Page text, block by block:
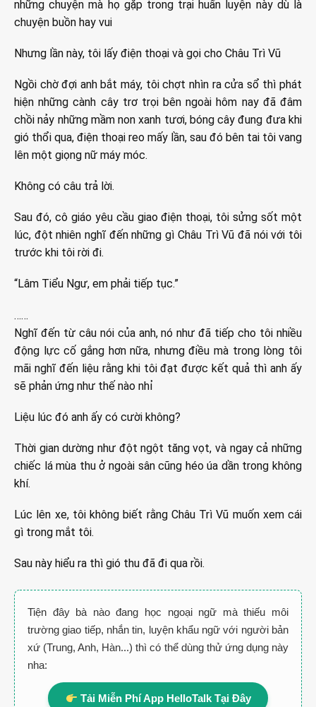
những chuyện mà họ gặp trong trại huấn luyện này dù là
chuyện buồn hay vui
Nhưng lần này, tôi lấy điện thoại và gọi cho Châu Trì Vũ
Ngồi chờ đợi anh bắt máy, tôi chợt nhìn ra cửa sổ thì phát
hiện những cành cây trơ trọi bên ngoài hôm nay đã đâm
chồi nảy những mầm non xanh tươi, bóng cây đung đưa khi
gió thổi qua, điện thoại reo mấy lần, sau đó bên tai tôi vang
lên một giọng nữ máy móc.
Không có câu trả lời.
Sau đó, cô giáo yêu cầu giao điện thoại, tôi sửng sốt một
lúc, đột nhiên nghĩ đến những gì Châu Trì Vũ đã nói với tôi
trước khi tôi rời đi.
“Lâm Tiểu Ngư, em phải tiếp tục.”
……
Nghĩ đến từ câu nói của anh, nó như đã tiếp cho tôi nhiều
động lực cố gắng hơn nữa, nhưng điều mà trong lòng tôi
mãi nghĩ đến liệu rằng khi tôi đạt được kết quả thì anh ấy
sẽ phản ứng như thế nào nhỉ
Liệu lúc đó anh ấy có cười không?
Thời gian dường như đột ngột tăng vọt, và ngay cả những
chiếc lá mùa thu ở ngoài sân cũng héo úa dần trong không
khí.
Lúc lên xe, tôi không biết rằng Châu Trì Vũ muốn xem cái
gì trong mắt tôi.
Sau này hiểu ra thì gió thu đã đi qua rồi.
Tiện đây bà nào đang học ngoại ngữ mà thiếu môi
trường giao tiếp, nhắn tin, luyện khẩu ngữ với người bản
xứ (Trung, Anh, Hàn...) thì có thể dùng thử ứng dụng này
nha:
Tải Miễn Phí App HelloTalk Tại Đây